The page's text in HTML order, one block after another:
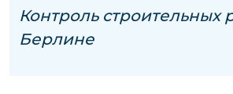
Контроль строительных
Берлине